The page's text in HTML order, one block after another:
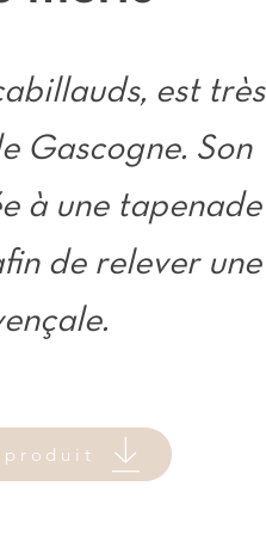
est très
Gascogne. Son
à une tapenade
de relever une
produit